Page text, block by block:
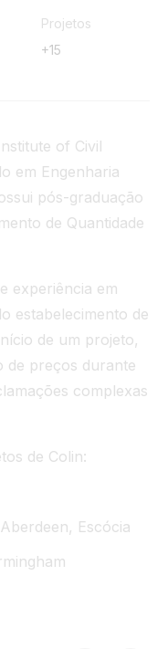
Projetos
+15
of Civil
em Engenharia
pós-graduação
de Quantidade
experiência em
estabelecimento de
de um projeto,
de preços durante
complexas
de Colin:
Escócia